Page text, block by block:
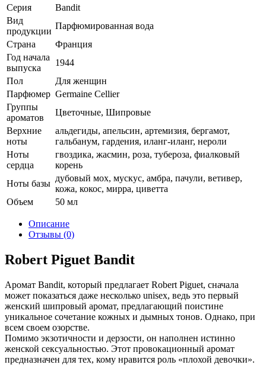
Серия
Bandit
Вид
продукции
Парфюмированная вода
Страна
Франция
Год начала
выпуска
1944
Пол
Для женщин
Парфюмер Germaine Cellier
Группы
ароматов
Цветочные, Шипровые
Верхние
ноты
альдегиды, апельсин, артемизия, бергамот,
гальбанум, гардения, иланг-иланг, нероли
Ноты
сердца
гвоздика, жасмин, роза, тубероза, фиалковый
корень
Ноты базы
дубовый мох, мускус, амбра, пачули, ветивер,
кожа, кокос, мирра, циветта
Объем
50 мл
Описание
Отзывы (0)
Robert Piguet Bandit
Аромат Bandit, который предлагает Robert Piguet, сначала
может показаться даже несколько unisex, ведь это первый
женский шипровый аромат, предлагающий поистине
уникальное сочетание кожных и дымных тонов. Однако, при
всем своем озорстве.
Помимо экзотичности и дерзости, он наполнен истинно
женской сексуальностью. Этот провокационный аромат
предназначен для тех, кому нравится роль «плохой девочки».